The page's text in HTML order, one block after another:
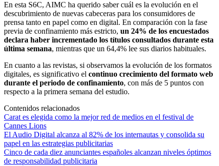
En esta S6C, AIMC ha querido saber cuál es la evolución en el
descubrimiento de nuevas cabeceras para los consumidores de
prensa tanto en papel como en digital. En comparación con la fase
previa de confinamiento más estricto, un 24% de los encuestados
declara haber incrementado los títulos consultados durante esta
última semana, mientras que un 64,4% lee sus diarios habituales.
En cuanto a las revistas, si observamos la evolución de los formatos
digitales, es significativo el continuo crecimiento del formato web
durante el periodo de confinamiento, con más de 5 puntos con
respecto a la primera semana del estudio.
Contenidos relacionados
Carat es elegida como la mejor red de medios en el festival de
Cannes Lions
El Audio Digital alcanza al 82% de los internautas y consolida su
papel en las estrategias publicitarias
Cinco de cada diez anunciantes españoles alcanzan niveles óptimos
de responsabilidad publicitaria